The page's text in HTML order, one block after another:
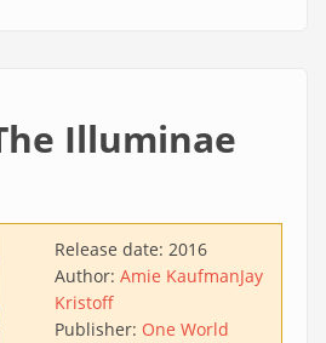
Illuminae
Release date: 2016
Author: Amie KaufmanJay
Kristoff
Publisher: One World